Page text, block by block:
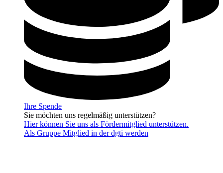
Ihre Spende
Sie möchten uns regelmäßig unterstützen?
Hier können Sie uns als Fördermitglied unterstützen.
Als Gruppe Mitglied in der dgti werden